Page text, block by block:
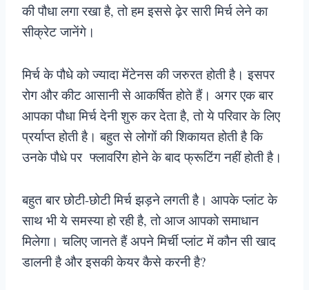
की पौधा लगा रखा है, तो हम इससे ढ़ेर सारी मिर्च लेने का
सीक्रेट जानेंगे।
मिर्च के पौधे को ज्यादा मेंटेनस की जरुरत होती है। इसपर
रोग और कीट आसानी से आकर्षित होते हैं। अगर एक बार
आपका पौधा मिर्च देनी शुरु कर देता है, तो ये परिवार के लिए
प्रर्याप्त होती है। बहुत से लोगों की शिकायत होती है कि
उनके पौधे पर फ्लावरिंग होने के बाद फ्रूटिंग नहीं होती है।
बहुत बार छोटी-छोटी मिर्च झड़ने लगती है। आपके प्लांट के
साथ भी ये समस्या हो रही है, तो आज आपको समाधान
मिलेगा। चलिए जानते हैं अपने मिर्ची प्लांट में कौन सी खाद
डालनी है और इसकी केयर कैसे करनी है?